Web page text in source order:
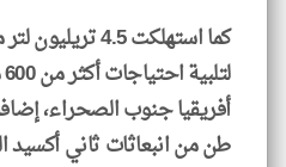
كما استهلكت 4.5
طن من انبعاثات ثاني أكسيد